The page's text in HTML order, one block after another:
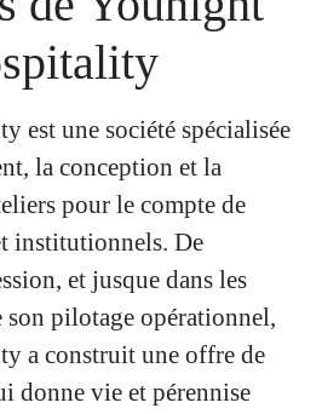
est une société spécialisée
la conception et la
pour le compte de
institutionnels. De
et jusque dans les
son pilotage opérationnel,
a construit une offre de
donne vie et pérennise